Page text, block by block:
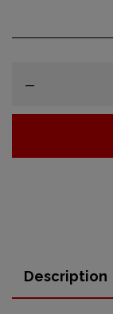
–
Description